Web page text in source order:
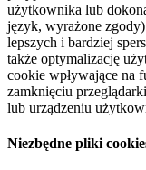
użytkownika lub
język, wyrażone
lepszych i bardziej
także optymalizację
cookie wpływające na
zamknięciu
lub urządzeniu
Niezbędne pliki